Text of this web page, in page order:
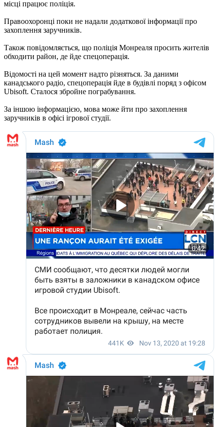
місці працює поліція.
Правоохоронці поки не надали додаткової інформації про
захоплення заручників.
Також повідомляється, що поліція Монреаля просить жителів
обходити район, де йде спецоперація.
Відомості на цей момент надто різняться. За даними
канадського радіо, спецоперація йде в будівлі поряд з офісом
Ubisoft. Сталося збройне пограбування.
За іншою інформацією, мова може йти про захоплення
заручників в офісі ігрової студії.